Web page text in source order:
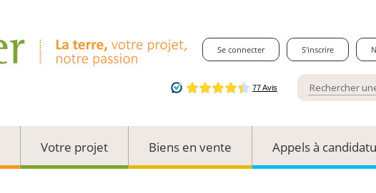
Se connecter S'inscrire
Votre projet Biens en vente Appels à